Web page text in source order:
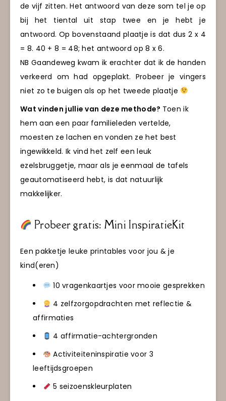
de vijf zitten. Het antwoord van deze som tel je op
bij het tiental uit stap twee en je hebt je
antwoord. Op bovenstaand plaatje is dat dus 2 x 4
= 8. 40 + 8 = 48; het antwoord op 8 x 6.
NB Gaandeweg kwam ik erachter dat ik de handen
verkeerd om had opgeplakt. Probeer je vingers
niet zo te buigen als op het tweede plaatje
Wat vinden jullie van deze methode? Toen ik
hem aan een paar familieleden vertelde,
moesten ze lachen en vonden ze het best
ingewikkeld. Ik vind het zelf een leuk
ezelsbruggetje, maar als je eenmaal de tafels
geautomatiseerd hebt, is dat natuurlijk
makkelijker.
Probeer gratis: Mini InspiratieKit
Een pakketje leuke printables voor jou & je
kind(eren)
10 vragenkaartjes voor mooie gesprekken
4 zelfzorgopdrachten met reflectie &
affirmaties
4 affirmatie-achtergronden
Activiteiteninspiratie voor 3
leeftijdsgroepen
5 seizoenskleurplaten